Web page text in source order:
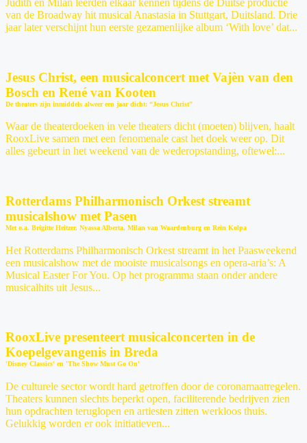
van de Broadway hit musical Anastasia in Stuttgart, Duitsland. Drie
jaar later verschijnt hun eerste gezamenlijke album ‘With love’ dat...
Jesus Christ, een musicalconcert met Vajèn van den
Bosch en René van Kooten
De theaters zijn inmiddels alweer een jaar dicht: “Jesus Christ”
Waar de theaterdoeken in vele theaters dicht (moeten) blijven, haalt
RooxLive samen met een fenomenale cast het doek weer op. Dit
alles gebeurt in het weekend van de wederopstanding, oftewel:...
Rotterdams Philharmonisch Orkest streamt
musicalshow met Pasen
Met o.a. Brigitte Heitzer, Nyassa Alberta, Milan van Waardenburg en Rein Kolpa
Het Rotterdams Philharmonisch Orkest streamt in het Paasweekend
een musicalshow met de mooiste musicalsongs en opera-aria’s: A
Musical Easter For You. Op het programma staan onder andere
musicalhits uit Jesus...
RooxLive presenteert musicalconcerten in de
Koepelgevangenis in Breda
'Disney Classics' en 'The Show Must Go On'
De culturele sector wordt hard getroffen door de coronamaatregelen.
Theaters kunnen slechts beperkt open, faciliterende bedrijven zien
hun opdrachten teruglopen en artiesten zitten werkloos thuis.
Gelukkig worden er ook initiatieven...